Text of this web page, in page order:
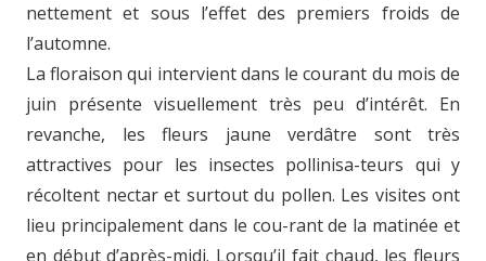
nettement et sous l’effet des premiers froids de
l’automne.
La floraison qui intervient dans le courant du mois de
juin présente visuellement très peu d’intérêt. En
revanche, les fleurs jaune verdâtre sont très
attractives pour les insectes pollinisa-teurs qui y
récoltent nectar et surtout du pollen. Les visites ont
lieu principalement dans le cou-rant de la matinée et
en début d’après-midi. Lorsqu’il fait chaud, les fleurs